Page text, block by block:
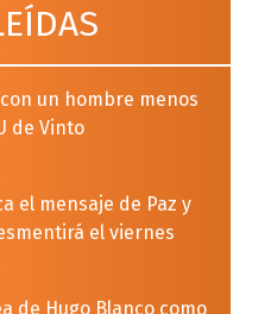
un hombre menos
de Vinto
el mensaje de Paz y
el viernes
de Hugo Blanco como